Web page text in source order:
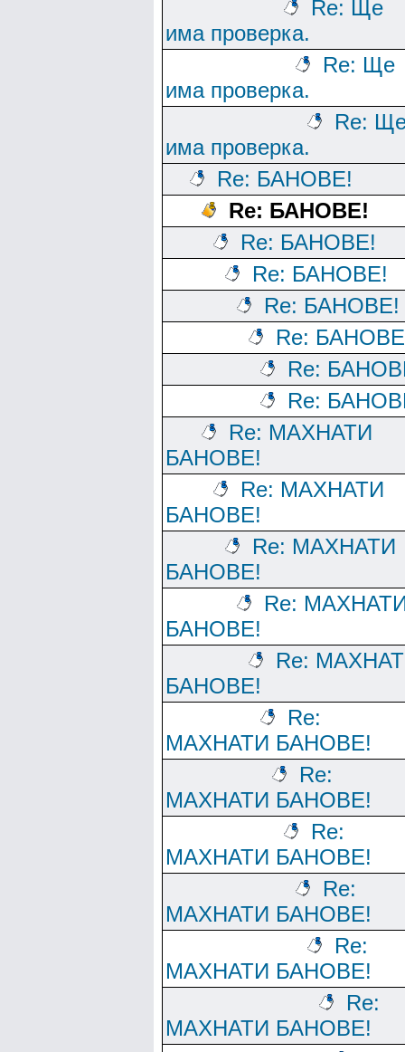
Re: Ще
има проверка.
Re: Ще
има проверка.
Re:
има проверка.
Re: БАНОВЕ!
Re: БАНОВЕ!
Re: БАНОВЕ!
Re: БАНОВЕ!
Re: БАНОВЕ!
Re:
Re:
Re:
Re: МАХНАТИ
БАНОВЕ!
Re: МАХНАТИ
БАНОВЕ!
Re: МАХНАТИ
БАНОВЕ!
Re:
БАНОВЕ!
Re:
БАНОВЕ!
Re:
МАХНАТИ БАНОВЕ!
Re:
МАХНАТИ БАНОВЕ!
Re:
МАХНАТИ БАНОВЕ!
Re:
МАХНАТИ БАНОВЕ!
Re:
МАХНАТИ БАНОВЕ!
Re:
МАХНАТИ БАНОВЕ!